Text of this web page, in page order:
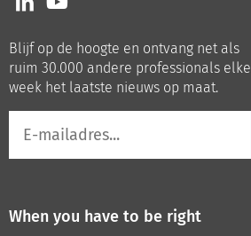
ons
LinkedIn
ons
Youtube
Blijf op de hoogte en ontvang net als
ruim 30.000 andere professionals elke
week het laatste nieuws op maat.
mailadres
When you have to be right